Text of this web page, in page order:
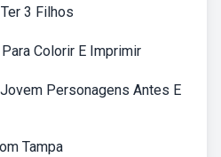
3 Filhos
Colorir E Imprimir
Personagens Antes E
Tampa